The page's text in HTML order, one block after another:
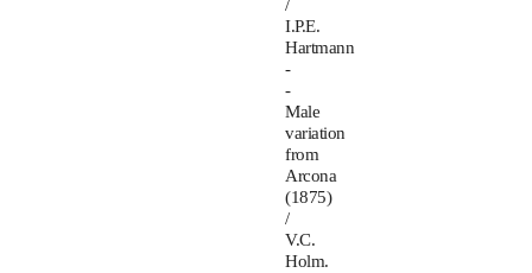
/
I.P.E.
Hartmann
-
-
Male
variation
from
Arcona
(1875)
/
V.C.
Holm.